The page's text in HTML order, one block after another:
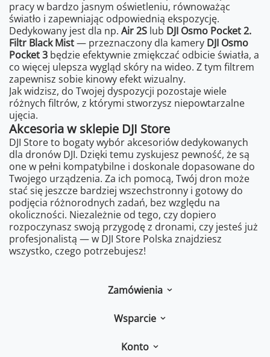
pracy w bardzo jasnym oświetleniu, równoważąc
światło i zapewniając odpowiednią ekspozycję.
Dedykowany jest dla np. Air 2S lub DJI Osmo Pocket 2.
Filtr Black Mist— przeznaczony dla kamery DJI Osmo
Pocket 3 będzie efektywnie zmiękczać odbicie światła, a
co więcej ulepsza wygląd skóry na wideo. Z tym filtrem
zapewnisz sobie kinowy efekt wizualny.
Jak widzisz, do Twojej dyspozycji pozostaje wiele
różnych filtrów, z którymi stworzysz niepowtarzalne
ujęcia.
Akcesoria w sklepie DJI Store
DJI Store to bogaty wybór akcesoriów dedykowanych
dla dronów DJI. Dzięki temu zyskujesz pewność, że są
one w pełni kompatybilne i doskonale dopasowane do
Twojego urządzenia. Za ich pomocą, Twój dron może
stać się jeszcze bardziej wszechstronny i gotowy do
podjęcia różnorodnych zadań, bez względu na
okoliczności. Niezależnie od tego, czy dopiero
rozpoczynasz swoją przygodę z dronami, czy jesteś już
profesjonalistą — w DJI Store Polska znajdziesz
wszystko, czego potrzebujesz!
Zamówienia
Wsparcie
Konto